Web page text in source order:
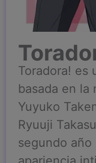
Toradora! es
basada en la
Yuyuko
Ryuuji
segundo